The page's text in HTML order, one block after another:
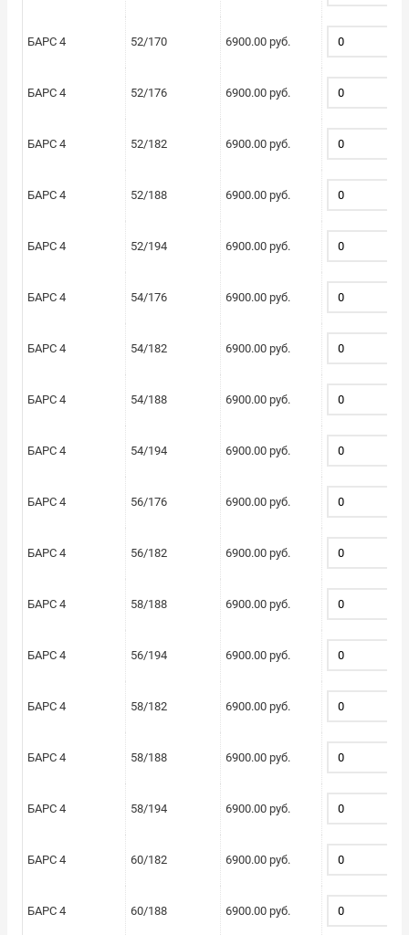
БАРС 4 52/170 6900.00 руб.
БАРС 4 52/176 6900.00 руб.
БАРС 4 52/182 6900.00 руб.
БАРС 4 52/188 6900.00 руб.
БАРС 4 52/194 6900.00 руб.
БАРС 4 54/176 6900.00 руб.
БАРС 4 54/182 6900.00 руб.
БАРС 4 54/188 6900.00 руб.
БАРС 4 54/194 6900.00 руб.
БАРС 4 56/176 6900.00 руб.
БАРС 4 56/182 6900.00 руб.
БАРС 4 58/188 6900.00 руб.
БАРС 4 56/194 6900.00 руб.
БАРС 4 58/182 6900.00 руб.
БАРС 4 58/188 6900.00 руб.
БАРС 4 58/194 6900.00 руб.
БАРС 4 60/182 6900.00 руб.
БАРС 4 60/188 6900.00 руб.